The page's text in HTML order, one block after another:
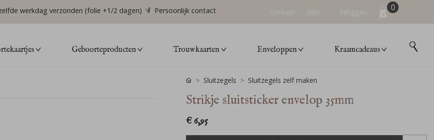
werkdag verzonden (folie +1/2 dagen) Persoonlijk contact Contact Info Inloggen 0
Geboorteproducten Trouwkaarten Enveloppen Kraamcadeaus
Sluitzegels Sluitzegels zelf maken
Strikje sluitsticker envelop 35mm
€ 6,95